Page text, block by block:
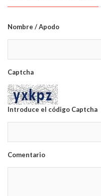
Nombre / Apodo
Captcha
Introduce el código Captcha
Comentario